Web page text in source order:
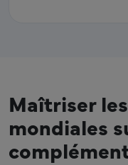
Maîtriser
mondiales